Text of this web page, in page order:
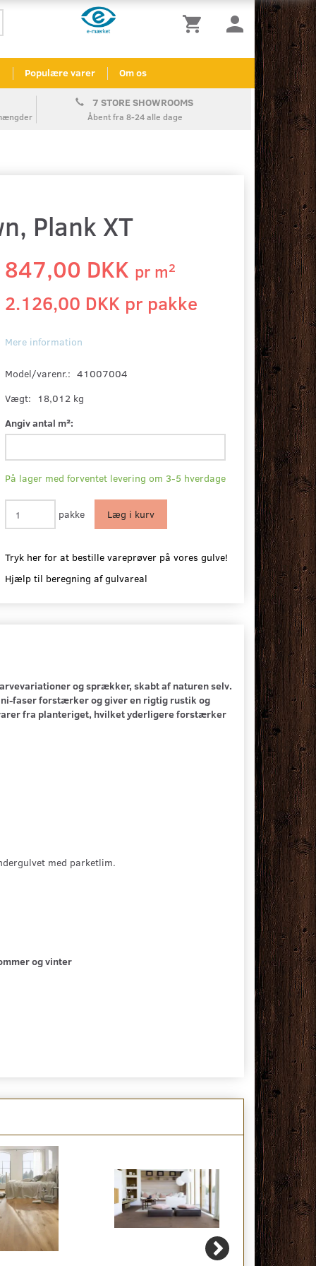
Populære varer Om os
7 STORE SHOWROOMS
Åbent fra 8-24 alle dage
Plank XT
847,00 DKK pr m2
2.126,00 DKK pr pakke
Mere information
Model/varenr.: 41007004
Vægt:
18,012 kg
Angiv antal m²:
På lager med forventet levering om 3-5 hverdage
pakke Læg i kurv
Tryk her for at bestille vareprøver på vores gulve!
Hjælp til beregning af gulvareal
og sprækker, skabt af naturen selv.
faser forstærker og giver en rigtig rustik og
fra planteriget, hvilket yderligere forstærker
med parketlim.
og vinter